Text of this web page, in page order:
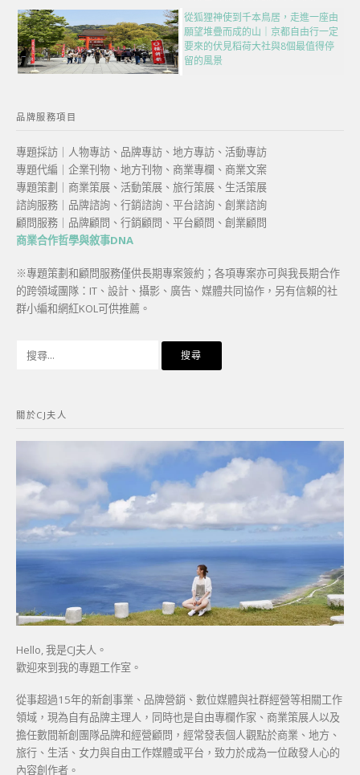
從狐狸神使到千本鳥居，走進一座由
願望堆疊而成的山｜京都自由行一定
要來的伏見稻荷大社與8個最值得停
留的風景
品牌服務項目
專題採訪｜人物專訪、品牌專訪、地方專訪、活動專訪
專題代編｜企業刊物、地方刊物、商業專欄、商業文案
專題策劃｜商業策展、活動策展、旅行策展、生活策展
諮詢服務｜品牌諮詢、行銷諮詢、平台諮詢、創業諮詢
顧問服務｜品牌顧問、行銷顧問、平台顧問、創業顧問
商業合作哲學與敘事DNA
※專題策劃和顧問服務僅供長期專案簽約；各項專案亦可與我長期合作
的跨領域團隊：IT、設計、攝影、廣告、媒體共同協作，另有信賴的社
群小編和網紅KOL可供推薦。
字:
關於CJ夫人
Hello, 我是CJ夫人。
歡迎來到我的專題工作室。
從事超過15年的新創事業、品牌營銷、數位媒體與社群經營等相關工作
領域，現為自有品牌主理人，同時也是自由專欄作家、商業策展人以及
擔任數間新創團隊品牌和經營顧問，經常發表個人觀點於商業、地方、
旅行、生活、女力與自由工作媒體或平台，致力於成為一位啟發人心的
內容創作者。